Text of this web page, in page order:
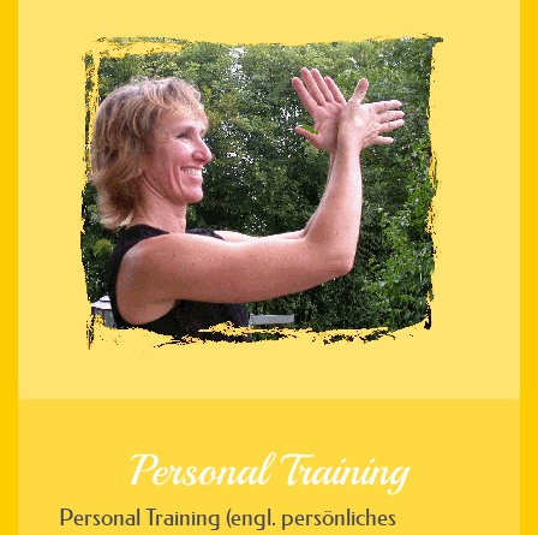
Personal Training
Personal Training (engl. persönliches